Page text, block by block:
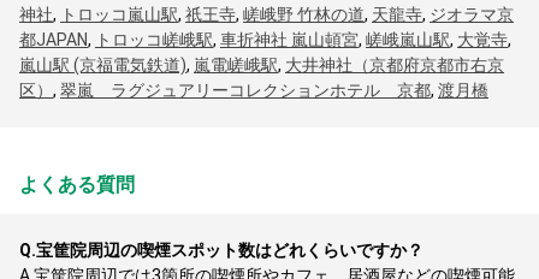
神社, トロッコ嵐山駅, 祇王寺, 嵯峨野 竹林の道, 天龍寺, ジオラマ京
都JAPAN, トロッコ嵯峨駅, 車折神社 嵐山頓宮, 嵯峨嵐山駅, 大覚寺,
嵐山駅 (京福電気鉄道), 嵐電嵯峨駅, 大井神社（京都府京都市右京
区） , 翠嵐 ラグジュアリーコレクションホテル 京都, 渡月橋
よくある質問
Q.宝筐院周辺の喫煙スポット数はどれくらいですか？